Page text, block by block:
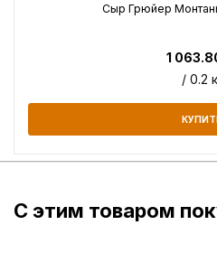
Сыр Грюйер
1
/ 0.2
С этим товаром